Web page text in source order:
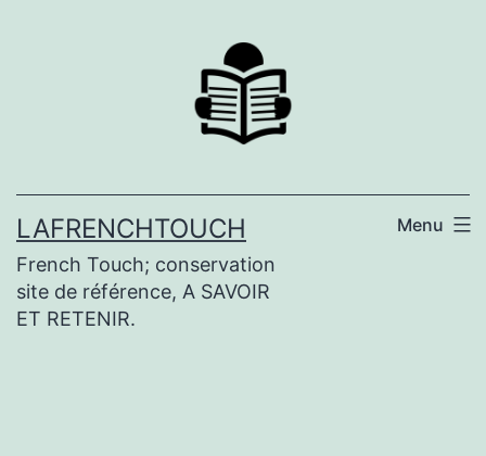
LAFRENCHTOUCH
French Touch; conservation
site de référence, A SAVOIR
ET RETENIR.
Menu